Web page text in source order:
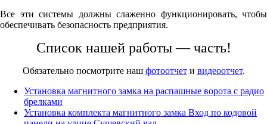
Все эти системы должны слаженно функционировать, чтобы
обеспечивать безопасность предприятия.
Список нашей работы — часть!
Обязательно посмотрите наш фотоотчети видеоотчет.
Установка магнитного замка на распашные ворота с радио
брелками
Установка комплекта магнитного замка Вход по кодовой